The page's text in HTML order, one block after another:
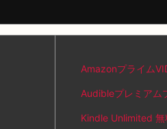
Amazonプライム
Audibleプレミアム
Kindle Unlimited 無